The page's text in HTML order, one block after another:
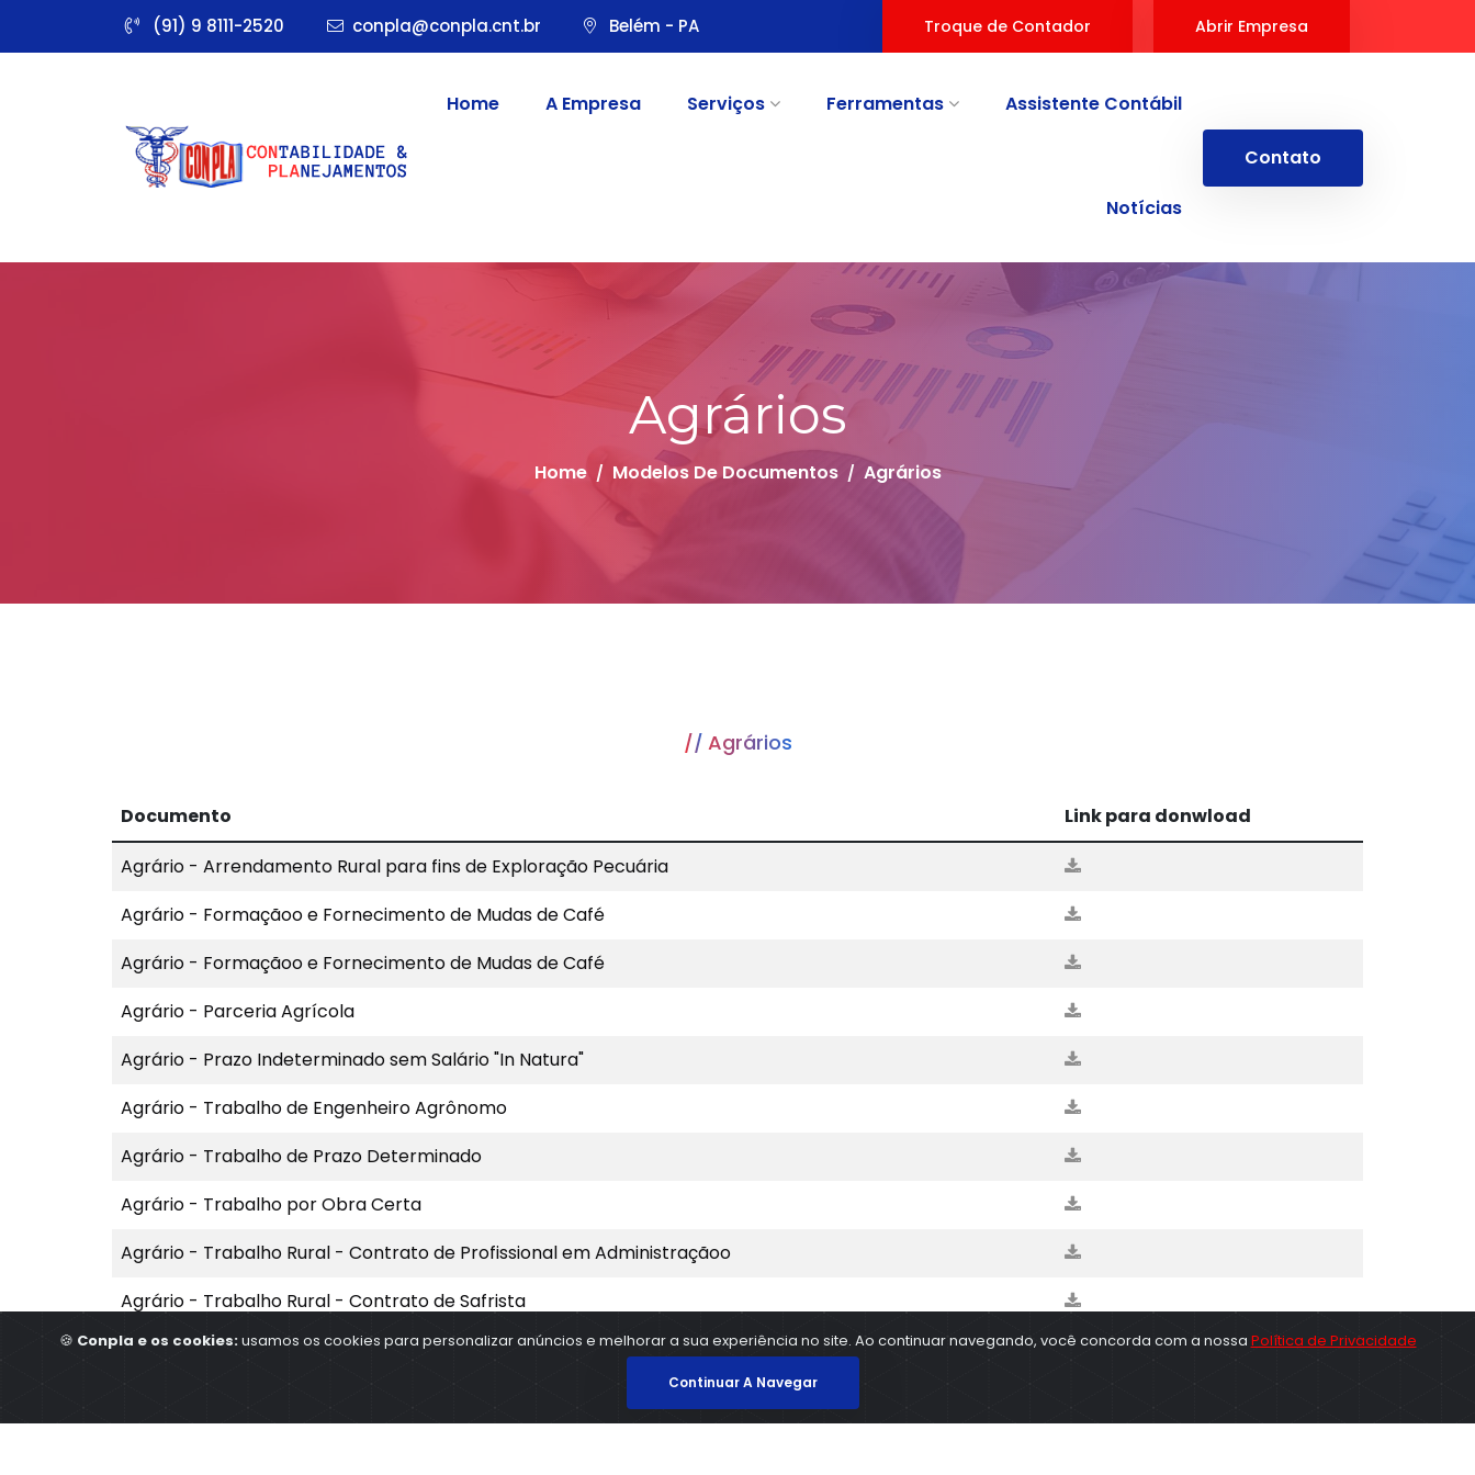
(91) 9 8111-2520 conpla@conpla.cnt.br Belém - PA Troque de Contador Abrir Empresa
Home A Empresa Serviços Ferramentas Assistente Contábil
Notícias
Contato
Agrários
Home Modelos De Documentos Agrários
Agrários
Documento
Link para donwload
Agrário - Arrendamento Rural para fins de Exploração Pecuária
Agrário - Formaçãoo e Fornecimento de Mudas de Café
Agrário - Formaçãoo e Fornecimento de Mudas de Café
Agrário - Parceria Agrícola
Agrário - Prazo Indeterminado sem Salário "In Natura"
Agrário - Trabalho de Engenheiro Agrônomo
Agrário - Trabalho de Prazo Determinado
Agrário - Trabalho por Obra Certa
Agrário - Trabalho Rural - Contrato de Profissional em Administraçãoo
Agrário - Trabalho Rural - Contrato de Safrista
Agrário - Trabalho Rural - Contrato Misto de Empregado-Meeiro
🍪 Conpla e os cookies:usamos os cookies para personalizar anúncios e melhorar a sua experiência no site. Ao continuar navegando, você concorda com a nossa Política de Privacidade
Continuar A Navegar